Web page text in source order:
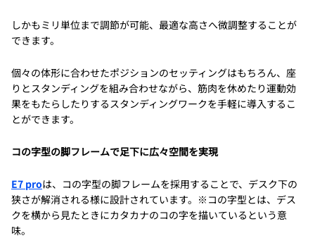
しかもミリ単位まで調節が可能、最適な高さへ微調整することが
できます。
個々の体形に合わせたポジションのセッティングはもちろん、座
りとスタンディングを組み合わせながら、筋肉を休めたり運動効
果をもたらしたりするスタンディングワークを手軽に導入するこ
とができます。
コの字型の脚フレームで足下に広々空間を実現
E7 proは、コの字型の脚フレームを採用することで、デスク下の
狭さが解消される様に設計されています。※コの字型とは、デス
クを横から見たときにカタカナのコの字を描いているという意
味。